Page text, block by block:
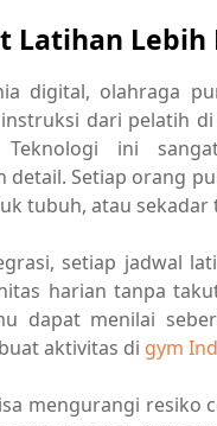
Latihan Lebih
digital, olahraga
dari pelatih
ini
Setiap orang
tubuh, atau sekadar
setiap jadwal
harian tanpa
dapat menilai
aktivitas di gym
mengurangi resiko